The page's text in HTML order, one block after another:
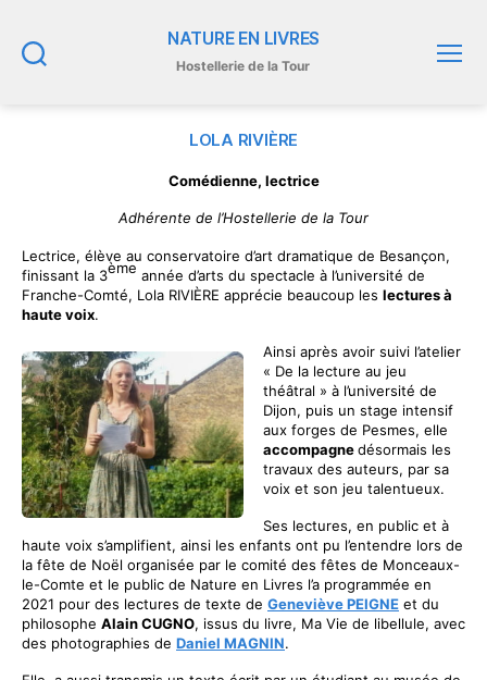
NATURE EN LIVRES
Hostellerie de la Tour
LOLA RIVIÈRE
Comédienne, lectrice
Adhérente de l’Hostellerie de la Tour
Lectrice, élève au conservatoire d’art dramatique de Besançon,
finissant la 3ème année d’arts du spectacle à l’université de
Franche-Comté, Lola RIVIÈRE apprécie beaucoup les lectures à
haute voix.
Ainsi après avoir suivi l’atelier
« De la lecture au jeu
théâtral » à l’université de
Dijon, puis un stage intensif
aux forges de Pesmes, elle
accompagnedésormais les
travaux des auteurs, par sa
voix et son jeu talentueux.
Ses lectures, en public et à
haute voix s’amplifient, ainsi les enfants ont pu l’entendre lors de
la fête de Noël organisée par le comité des fêtes de Monceaux-
le-Comte et le public de Nature en Livres l’a programmée en
2021 pour des lectures de texte de Geneviève PEIGNE et du
philosophe Alain CUGNO, issus du livre, Ma Vie de libellule, avec
des photographies de Daniel MAGNIN.